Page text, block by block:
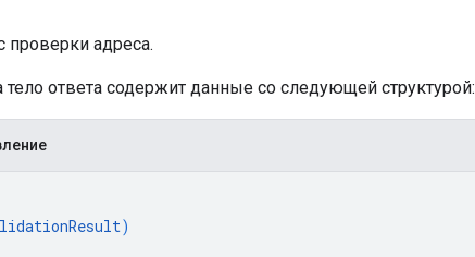
проверки адреса.
тело ответа содержит данные со следующей структурой:
)